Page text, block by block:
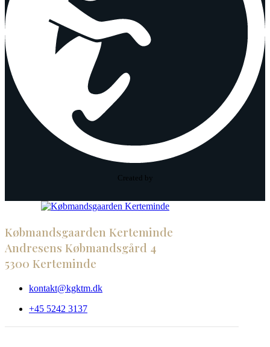
Created by
Købmandsgaarden Kerteminde
Andresens Købmandsgård 4
5300 Kerteminde
kontakt@kgktm.dk
+45 5242 3137